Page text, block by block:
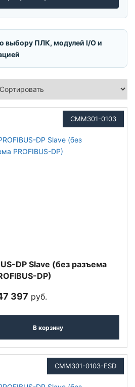
выбору ПЛК, модулей I/O и
CMM301-0103
DP Slave (без разъема
DP)
397 руб.
В корзину
CMM301-0103-ESD